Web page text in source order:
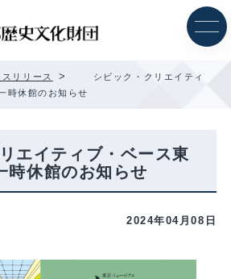
スリリース >
シビック・クリエイティ
休館のお知らせ
エイティブ・ベース東
休館のお知らせ
2024年04月08日